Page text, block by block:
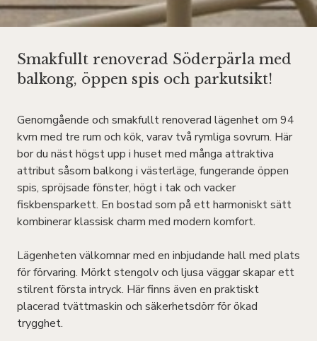
Smakfullt renoverad Söderpärla med
balkong, öppen spis och parkutsikt!
Genomgående och smakfullt renoverad lägenhet om 94
kvm med tre rum och kök, varav två rymliga sovrum. Här
bor du näst högst upp i huset med många attraktiva
attribut såsom balkong i västerläge, fungerande öppen
spis, spröjsade fönster, högt i tak och vacker
fiskbensparkett. En bostad som på ett harmoniskt sätt
kombinerar klassisk charm med modern komfort.
Lägenheten välkomnar med en inbjudande hall med plats
för förvaring. Mörkt stengolv och ljusa väggar skapar ett
stilrent första intryck. Här finns även en praktiskt
placerad tvättmaskin och säkerhetsdörr för ökad
trygghet.